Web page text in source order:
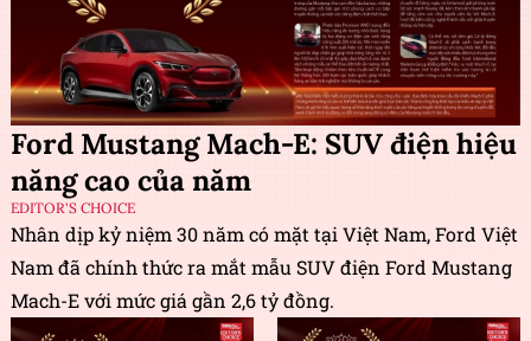
Ford Mustang Mach-E: SUV điện hiệu
năng cao của năm
EDITOR'S CHOICE
Nhân dịp kỷ niệm 30 năm có mặt tại Việt Nam, Ford Việt
Nam đã chính thức ra mắt mẫu SUV điện Ford Mustang
Mach-E với mức giá gần 2,6 tỷ đồng.